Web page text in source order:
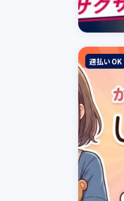
週払いOK